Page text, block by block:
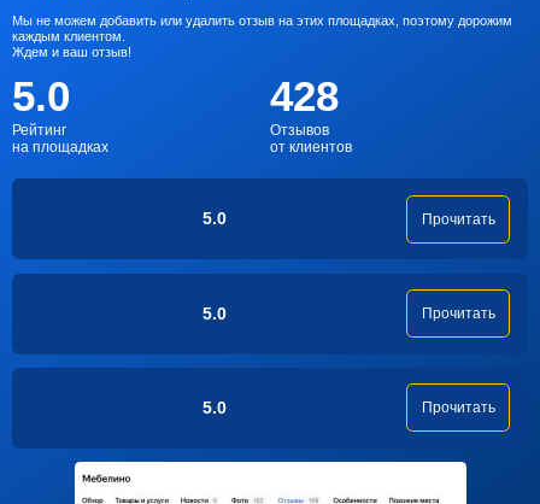
Мы не можем добавить или удалить отзыв на этих площадках, поэтому дорожим
каждым клиентом.
Ждем и ваш отзыв!
5.0
Рейтинг
на площадках
428
Отзывов
от клиентов
5.0 Прочитать
5.0 Прочитать
5.0 Прочитать